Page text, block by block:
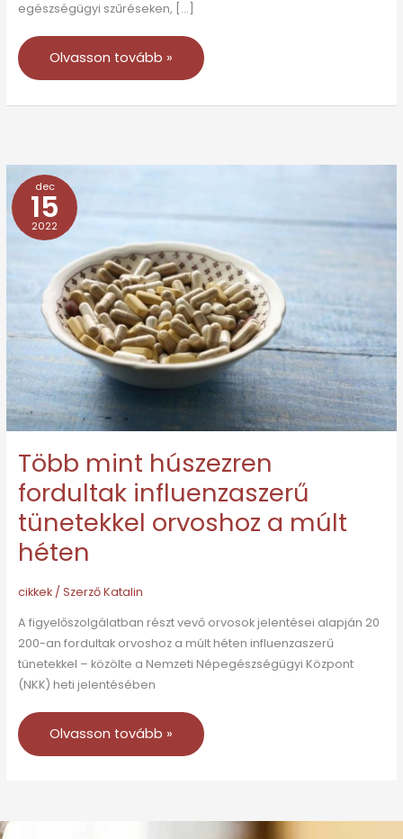
egészségügyi szűréseken, […]
Olvasson tovább »
dec
15
2022
Több mint húszezren
fordultak influenzaszerű
tünetekkel orvoshoz a múlt
héten
cikkek/ SzerzőKatalin
A figyelőszolgálatban részt vevő orvosok jelentései alapján 20
200-an fordultak orvoshoz a múlt héten influenzaszerű
tünetekkel – közölte a Nemzeti Népegészségügyi Központ
(NKK) heti jelentésében
Több
mint
húszezren
fordultak
influenzaszerű
tünetekkel
orvoshoz
a
múlt
héten
Olvasson tovább »